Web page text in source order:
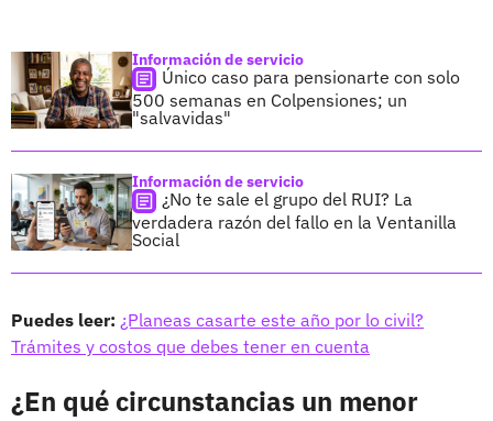
Información de servicio
Único caso para pensionarte con solo
500 semanas en Colpensiones; un
"salvavidas"
Información de servicio
¿No te sale el grupo del RUI? La
verdadera razón del fallo en la Ventanilla
Social
Puedes leer: ¿Planeas casarte este año por lo civil?
Trámites y costos que debes tener en cuenta
¿En qué circunstancias un menor